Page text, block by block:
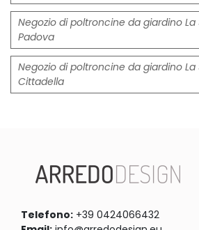
Negozio di poltroncine da giardino La
Padova
Negozio di poltroncine da giardino La
Cittadella
Telefono: +39 0424066432